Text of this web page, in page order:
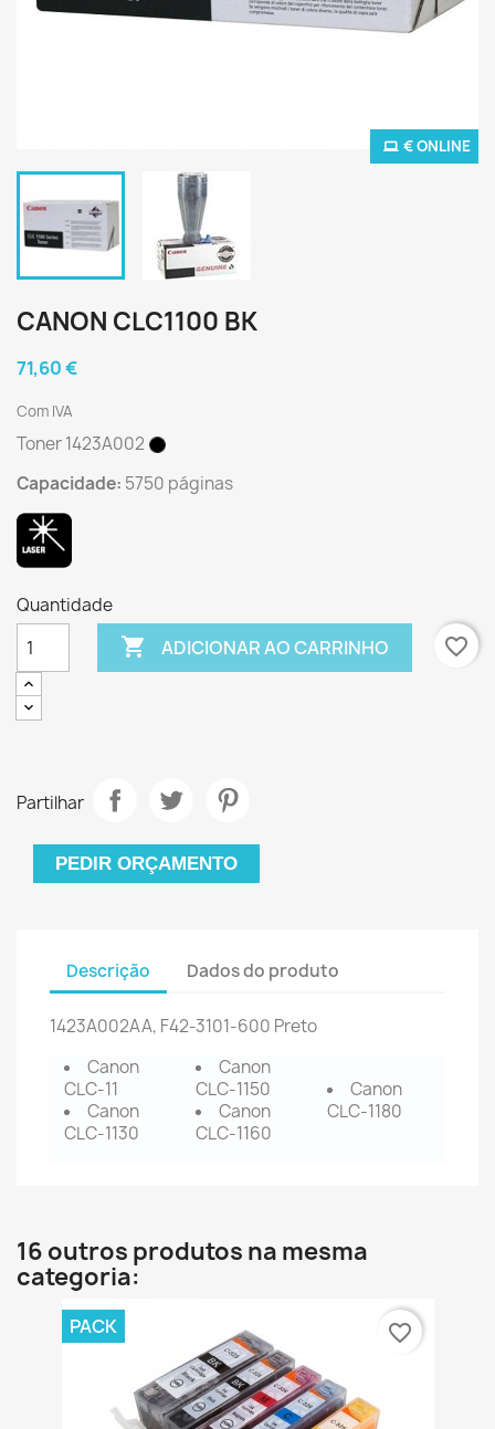
€ ONLINE
CANON CLC1100 BK
71,60 €
Com IVA
Toner1423A002
Capacidade: 5750 páginas
Quantidade
 ADICIONAR AO CARRINHO favorite_border
Partilhar
PEDIR ORÇAMENTO
Descrição Dados do produto
1423A002AA, F42-3101-600 Preto
Canon
CLC-11
Canon
CLC-1130
Canon
CLC-1150
Canon
CLC-1160
Canon
CLC-1180
16 outros produtos na mesma
categoria:
PACK favorite_border